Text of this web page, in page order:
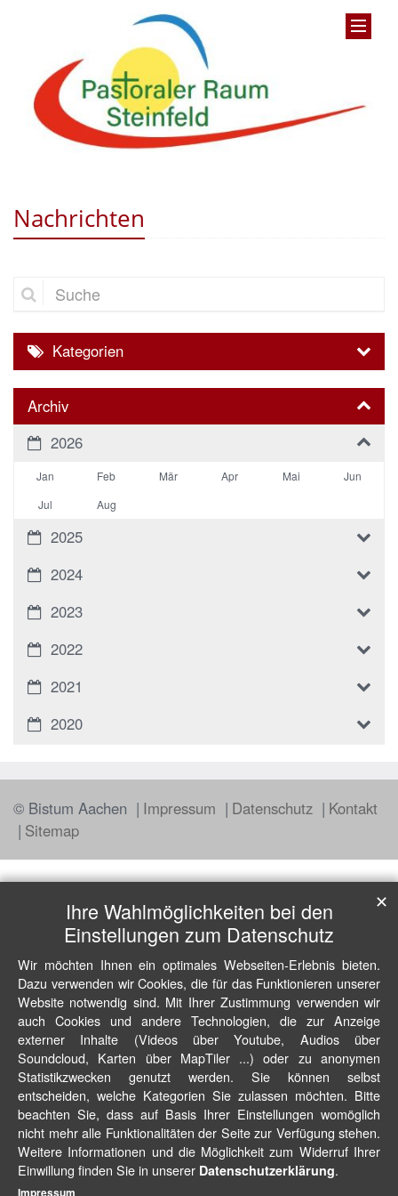
Nachrichten
Suche
Kategorien
Archiv
2026
Jan Feb Mär Apr Mai
Jun
Jul
Aug
2025
2024
2023
2022
2021
2020
© Bistum Aachen Impressum Datenschutz
Kontakt
Sitemap
Ihre Wahlmöglichkeiten bei den
Einstellungen zum Datenschutz
Wir möchten Ihnen ein optimales Webseiten-Erlebnis bieten.
Dazu verwenden wir Cookies, die für das Funktionieren unserer
Website notwendig sind. Mit Ihrer Zustimmung verwenden wir
auch Cookies und andere Technologien, die zur Anzeige
externer Inhalte (Videos über Youtube, Audios über
Soundcloud, Karten über MapTiler ...) oder zu anonymen
Statistikzwecken genutzt werden. Sie können selbst
entscheiden, welche Kategorien Sie zulassen möchten. Bitte
beachten Sie, dass auf Basis Ihrer Einstellungen womöglich
nicht mehr alle Funktionalitäten der Seite zur Verfügung stehen.
Weitere Informationen und die Möglichkeit zum Widerruf Ihrer
Einwillung finden Sie in unserer Datenschutzerklärung.
✕
Impressum